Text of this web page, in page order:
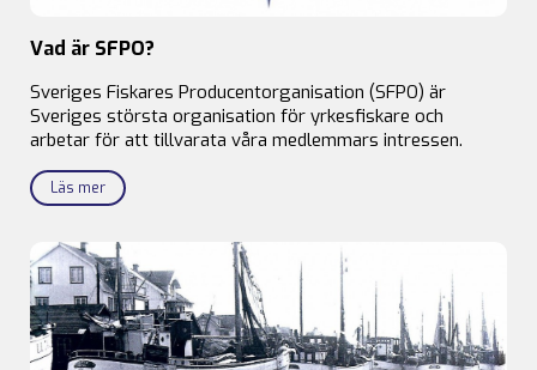
Vad är SFPO?
Sveriges Fiskares Producentorganisation (SFPO) är
Sveriges största organisation för yrkesfiskare och
arbetar för att tillvarata våra medlemmars intressen.
Läs mer